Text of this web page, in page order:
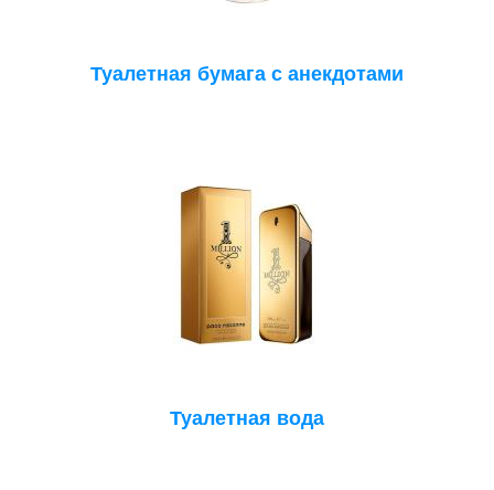
Туалетная бумага с анекдотами
Туалетная вода